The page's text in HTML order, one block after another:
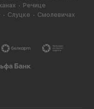
Речице
Слуцке
Смолевичах